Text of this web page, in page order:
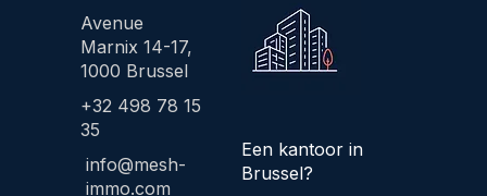
Avenue
Marnix 14-17,
1000 Brussel
+32 498 78 15
35
info@mesh-
immo.com
Een kantoor in
Brussel?